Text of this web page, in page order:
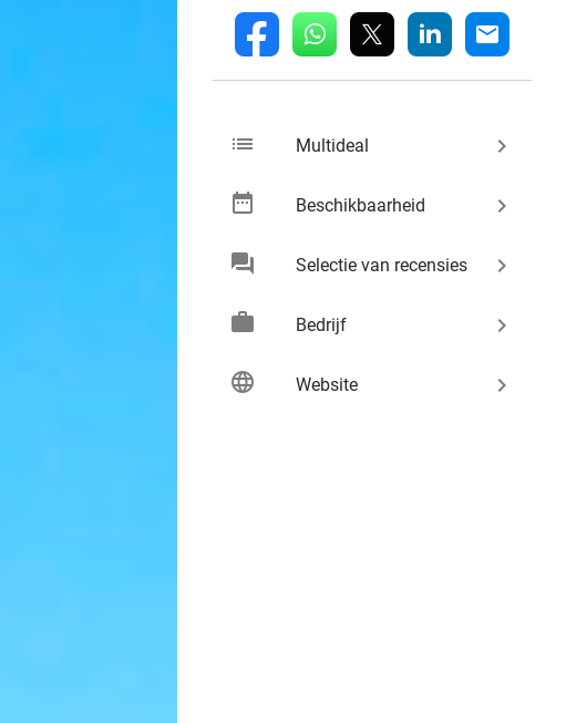
fb whatsapp linkedin mail
list Multideal keyboard_arrow_right
date_range Beschikbaarheid keyboard_arrow_right
chat Selectie van recensies keyboard_arrow_right
work Bedrijf keyboard_arrow_right
language Website keyboard_arrow_right